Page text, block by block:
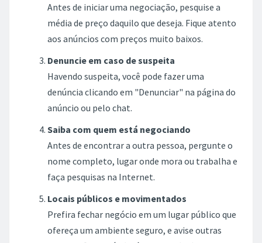
aos anúncios com preços muito baixos.
Denuncie em caso de suspeita
Havendo suspeita, você pode fazer uma
denúncia clicando em "Denunciar" na página do
anúncio ou pelo chat.
Antes de encontrar a outra pessoa, pergunte o
nome completo, lugar onde mora ou trabalha e
faça pesquisas na Internet.
Locais públicos e movimentados
Prefira fechar negócio em um lugar público que
ofereça um ambiente seguro, e avise outras
pessoas. Se possível, vá acompanhado.